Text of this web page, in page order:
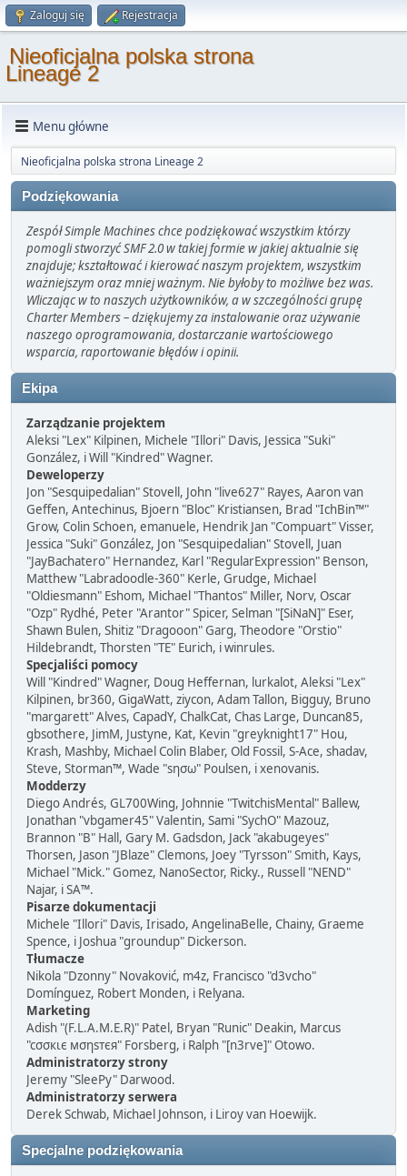
Zaloguj się Rejestracja
Nieoficjalna polska strona
Lineage 2
Menu główne
Nieoficjalna polska strona Lineage 2
Podziękowania
Zespół Simple Machines chce podziękować wszystkim którzy
pomogli stworzyć SMF 2.0 w takiej formie w jakiej aktualnie się
znajduje; kształtować i kierować naszym projektem, wszystkim
ważniejszym oraz mniej ważnym. Nie byłoby to możliwe bez was.
Wliczając w to naszych użytkowników, a w szczególności grupę
Charter Members – dziękujemy za instalowanie oraz używanie
naszego oprogramowania, dostarczanie wartościowego
wsparcia, raportowanie błędów i opinii.
Ekipa
Zarządzanie projektem
Aleksi "Lex" Kilpinen, Michele "Illori" Davis, Jessica "Suki"
González, i Will "Kindred" Wagner.
Deweloperzy
Jon "Sesquipedalian" Stovell, John "live627" Rayes, Aaron van
Geffen, Antechinus, Bjoern "Bloc" Kristiansen, Brad "IchBin™"
Grow, Colin Schoen, emanuele, Hendrik Jan "Compuart" Visser,
Jessica "Suki" González, Jon "Sesquipedalian" Stovell, Juan
"JayBachatero" Hernandez, Karl "RegularExpression" Benson,
Matthew "Labradoodle-360" Kerle, Grudge, Michael
"Oldiesmann" Eshom, Michael "Thantos" Miller, Norv, Oscar
"Ozp" Rydhé, Peter "Arantor" Spicer, Selman "[SiNaN]" Eser,
Shawn Bulen, Shitiz "Dragooon" Garg, Theodore "Orstio"
Hildebrandt, Thorsten "TE" Eurich, i winrules.
Specjaliści pomocy
Will "Kindred" Wagner, Doug Heffernan, lurkalot, Aleksi "Lex"
Kilpinen, br360, GigaWatt, ziycon, Adam Tallon, Bigguy, Bruno
"margarett" Alves, CapadY, ChalkCat, Chas Large, Duncan85,
gbsothere, JimM, Justyne, Kat, Kevin "greyknight17" Hou,
Krash, Mashby, Michael Colin Blaber, Old Fossil, S-Ace, shadav,
Steve, Storman™, Wade "sησω" Poulsen, i xenovanis.
Modderzy
Diego Andrés, GL700Wing, Johnnie "TwitchisMental" Ballew,
Jonathan "vbgamer45" Valentin, Sami "SychO" Mazouz,
Brannon "B" Hall, Gary M. Gadsdon, Jack "akabugeyes"
Thorsen, Jason "JBlaze" Clemons, Joey "Tyrsson" Smith, Kays,
Michael "Mick." Gomez, NanoSector, Ricky., Russell "NEND"
Najar, i SA™.
Pisarze dokumentacji
Michele "Illori" Davis, Irisado, AngelinaBelle, Chainy, Graeme
Spence, i Joshua "groundup" Dickerson.
Tłumacze
Nikola "Dzonny" Novaković, m4z, Francisco "d3vcho"
Domínguez, Robert Monden, i Relyana.
Marketing
Adish "(F.L.A.M.E.R)" Patel, Bryan "Runic" Deakin, Marcus
"cσσкιє мσηѕтєя" Forsberg, i Ralph "[n3rve]" Otowo.
Administratorzy strony
Jeremy "SleePy" Darwood.
Administratorzy serwera
Derek Schwab, Michael Johnson, i Liroy van Hoewijk.
Specjalne podziękowania